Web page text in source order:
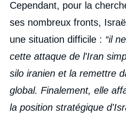
Cependant, pour la
ses nombreux fronts,
une situation difficile : “il
cette attaque de l'Iran
silo iranien et la remettre
global. Finalement, elle
la position stratégique